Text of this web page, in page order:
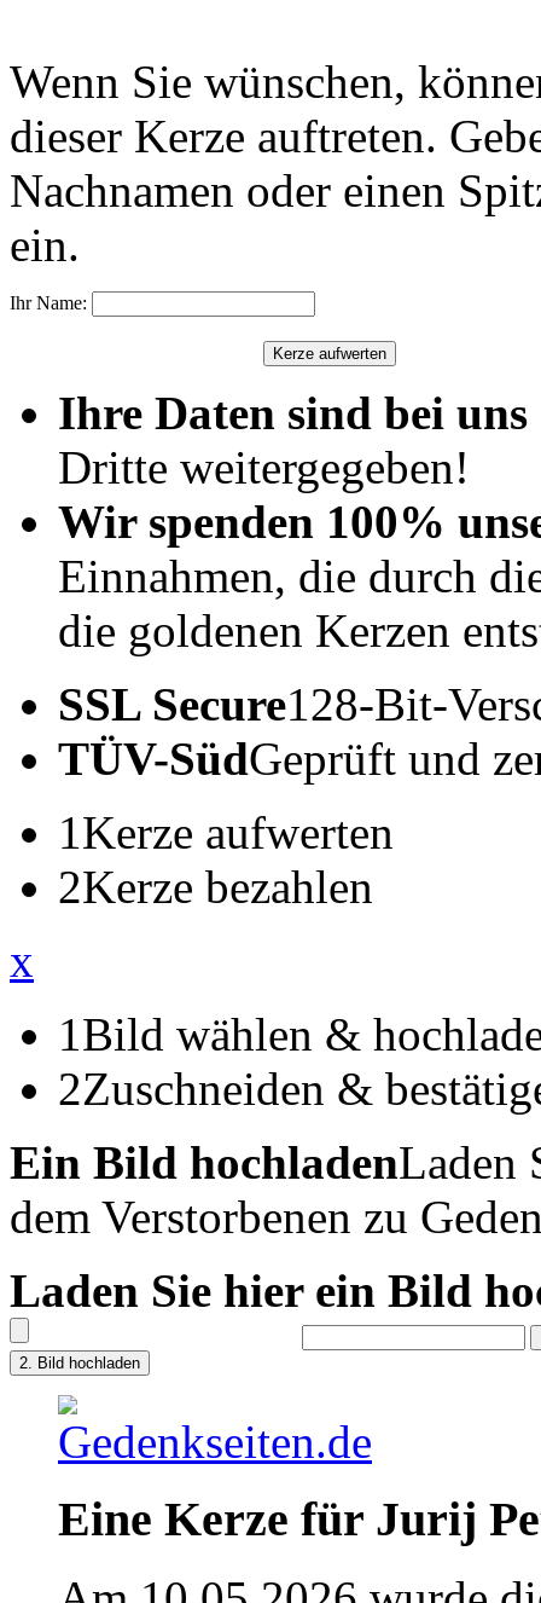
Wenn Sie wünschen,
dieser Kerze auftreten.
Nachnamen oder einen
ein.
Ihr Name:
Ihre Daten sind bei uns
Dritte weitergegeben!
Wir spenden 100%
Einnahmen, die durch
die goldenen Kerzen
SSL Secure128-Bit-
TÜV-SüdGeprüft und
1Kerze aufwerten
2Kerze bezahlen
x
1Bild wählen &
2Zuschneiden &
Ein Bild hochladenLaden
dem Verstorbenen zu
Laden Sie hier ein Bild
Eine Kerze für Jurij